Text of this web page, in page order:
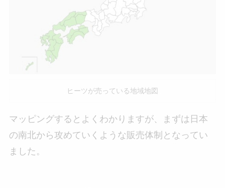
ヒーツが売っている地域地図
マッピングするとよくわかりますが、まずは日本
の南北から攻めていくような販売体制となってい
ました。